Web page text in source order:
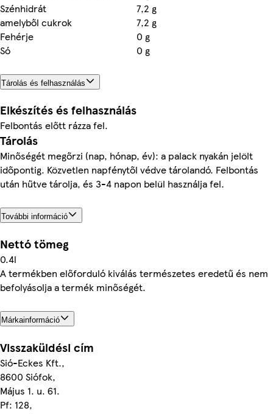
Szénhidrát
7,2 g
amelyből cukrok
7,2 g
Fehérje
0 g
Só
0 g
Tárolás és felhasználás
Elkészítés és felhasználás
Felbontás előtt rázza fel.
Tárolás
Minőségét megőrzi (nap, hónap, év): a palack nyakán jelölt
időpontig. Közvetlen napfénytől védve tárolandó. Felbontás
után hűtve tárolja, és 3-4 napon belül használja fel.
További információ
Nettó tömeg
0.4l
A termékben előforduló kiválás természetes eredetű és nem
befolyásolja a termék minőségét.
Márkainformáció
Visszaküldési cím
Sió-Eckes Kft.,
8600 Siófok,
Május 1. u. 61.
Pf: 128,